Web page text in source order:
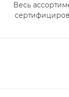
Весь